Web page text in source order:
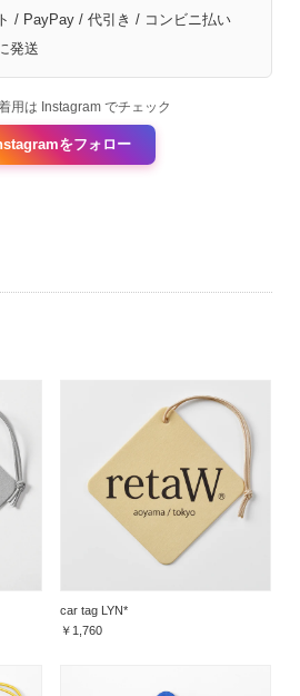
/ PayPay / 代引き / コンビニ払い
発送
用は Instagram でチェック
をフォロー
car tag LYN*
￥1,760